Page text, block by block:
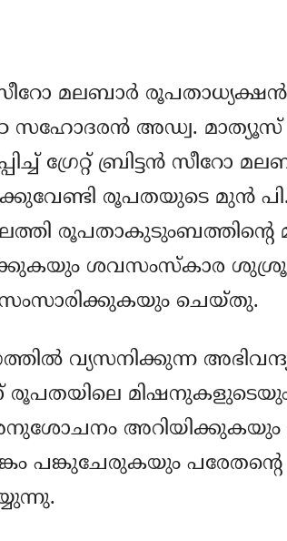
സീറോ മലബാർ
സഹോദരൻ അഡ്വ. മാത്യൂസ്
ഗ്രേറ്റ് ബ്രിട്ടൻ സീറോ
രൂപതയുടെ മുൻ
ശവസംസ്കാര
ചെയ്തു.
വ്യസനിക്കുന്ന
രൂപതയിലെ
അറിയിക്കുകയും
പങ്കുചേരുകയും പരേതന്റെ